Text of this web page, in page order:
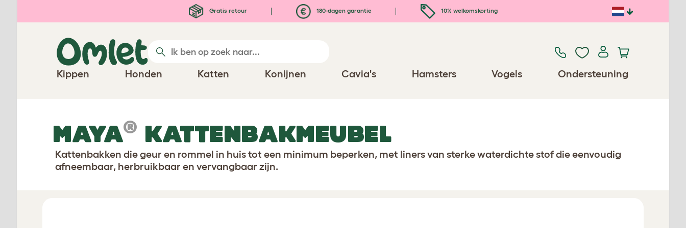
Gratis retour 180-dagen garantie 10% welkomskorting
Kippen Honden Katten Konijnen Cavia's Hamsters Vogels Ondersteuning
MAYA® KATTENBAKMEUBEL
Kattenbakken die geur en rommel in huis tot een minimum beperken, met liners van sterke waterdichte stof die eenvoudig
afneembaar, herbruikbaar en vervangbaar zijn.